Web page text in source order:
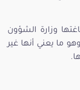
وزارة الشؤون
ما يعني أنها غير